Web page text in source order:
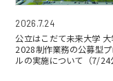
2026.7.24
公立はこだて未来大学 大
2028制作業務の公募型
ルの実施について（7/24